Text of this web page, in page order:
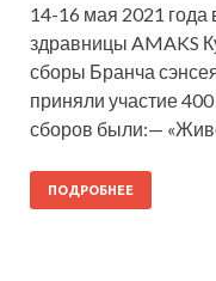
14-16 мая 2021 года
здравницы AMAKS
сборы Бранча
приняли участие
сборов были:—
ПОДРОБНЕЕ